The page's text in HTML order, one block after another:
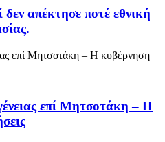
απέκτησε ποτέ εθνική
επί Μητσοτάκη – Η